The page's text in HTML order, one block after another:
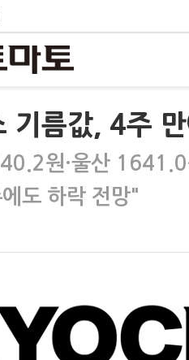
기름값, 4주
원·울산 1641.0
도 하락 전망"